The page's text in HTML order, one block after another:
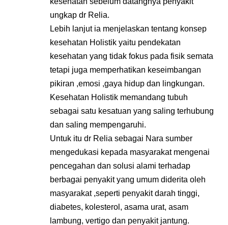
ungkap dr Relia.
Lebih lanjut ia menjelaskan tentang konsep
kesehatan Holistik yaitu pendekatan
kesehatan yang tidak fokus pada fisik semata
tetapi juga memperhatikan keseimbangan
pikiran ,emosi ,gaya hidup dan lingkungan.
Kesehatan Holistik memandang tubuh
sebagai satu kesatuan yang saling terhubung
dan saling mempengaruhi.
Untuk itu dr Relia sebagai Nara sumber
mengedukasi kepada masyarakat mengenai
pencegahan dan solusi alami terhadap
berbagai penyakit yang umum diderita oleh
masyarakat ,seperti penyakit darah tinggi,
diabetes, kolesterol, asama urat, asam
lambung, vertigo dan penyakit jantung.